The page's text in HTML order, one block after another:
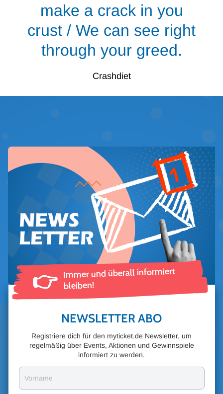
make a crack in you
crust / We can see right
through your greed.
Crashdiet
👉 Immer und überall informiert
bleiben!
NEWSLETTER ABO
Registriere dich für den myticket.de Newsletter, um
regelmäßig über Events, Aktionen und Gewinnspiele
informiert zu werden.
Vorname